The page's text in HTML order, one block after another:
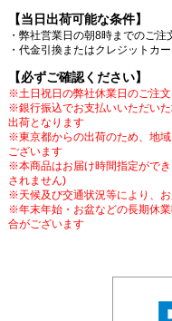
【当日出荷可能な条件】
・弊社営業日の朝8時までのご注
・代金引換またはクレジットカ
【必ずご確認ください】
※土日祝日の弊社休業日のご注
※銀行振込でお支払いいただい
出荷となります
※東京都からの出荷のため、地
ございます
※本商品はお届け時間指定がで
されません)
※天候及び交通状況等により、
※年末年始・お盆などの長期休
合がございます